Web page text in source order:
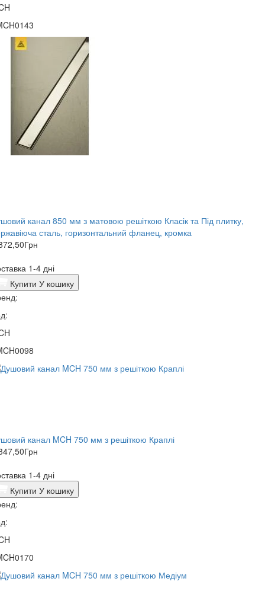
канал 850 мм з матовою решіткою Класік та Під плитку,
сталь, горизонтальний фланец, кромка
Грн
1-4 дні
Купити У кошику
канал MCH 750 мм з решіткою Краплі
Грн
1-4 дні
Купити У кошику